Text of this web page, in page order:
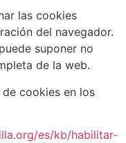
las cookies
del navegador.
suponer no
de la web.
cookies en los
es/kb/habilitar-